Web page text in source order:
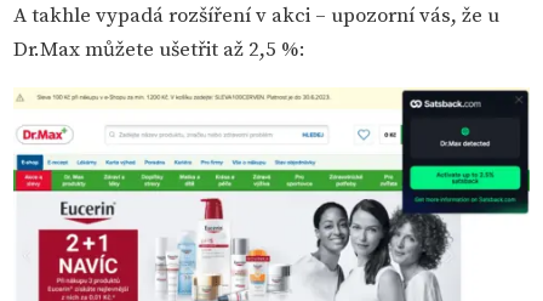
A takhle vypadá rozšíření v akci – upozorní vás, že u
Dr.Max můžete ušetřit až 2,5 %: